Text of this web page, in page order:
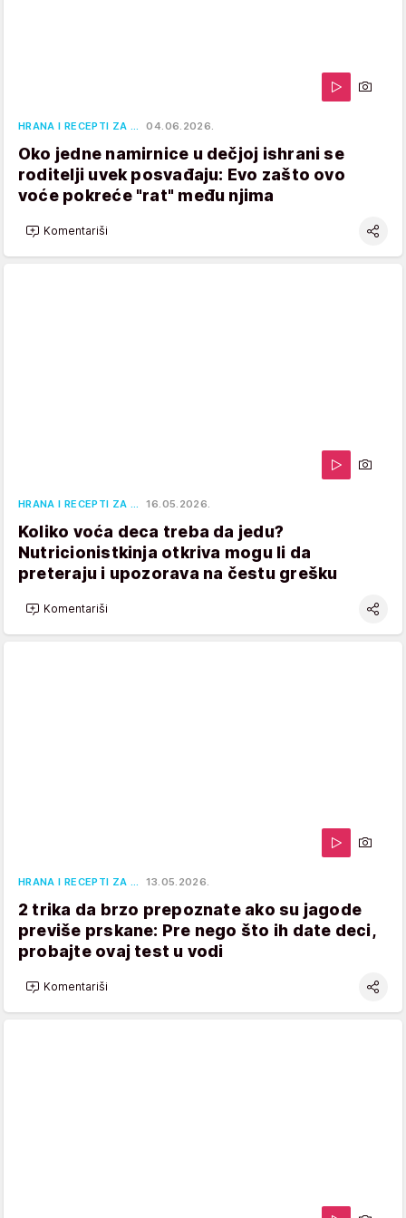
HRANA I RECEPTI ZA … 04.06.2026.
Oko jedne namirnice u dečjoj ishrani se
roditelji uvek posvađaju: Evo zašto ovo
voće pokreće "rat" među njima
Komentariši
HRANA I RECEPTI ZA … 16.05.2026.
Koliko voća deca treba da jedu?
Nutricionistkinja otkriva mogu li da
preteraju i upozorava na čestu grešku
Komentariši
HRANA I RECEPTI ZA … 13.05.2026.
2 trika da brzo prepoznate ako su jagode
previše prskane: Pre nego što ih date deci,
probajte ovaj test u vodi
Komentariši